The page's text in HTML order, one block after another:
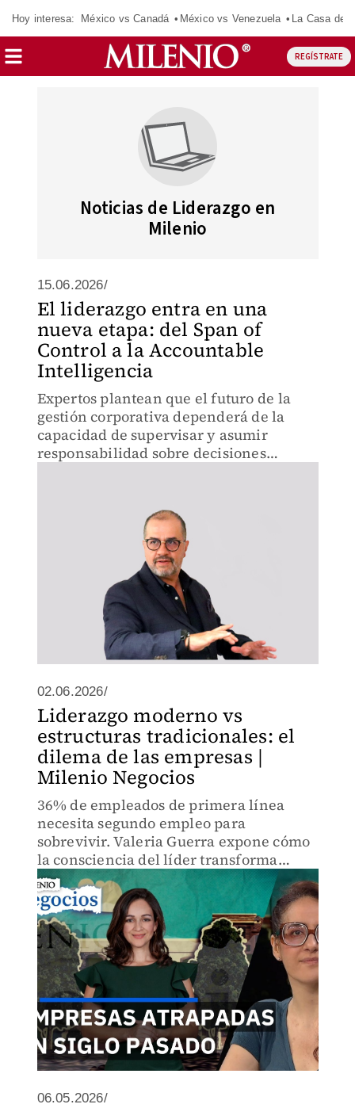
Hoy interesa: México vs Canadá México vs Venezuela La Casa de
REGÍSTRATE
Noticias de Liderazgo en
Milenio
15.06.2026/
El liderazgo entra en una
nueva etapa: del Span of
Control a la Accountable
Intelligencia
Expertos plantean que el futuro de la
gestión corporativa dependerá de la
capacidad de supervisar y asumir
responsabilidad sobre decisiones
02.06.2026/
Liderazgo moderno vs
estructuras tradicionales: el
dilema de las empresas |
Milenio Negocios
36% de empleados de primera línea
necesita segundo empleo para
sobrevivir. Valeria Guerra expone cómo
la consciencia del líder transforma
empresas, pero México tiene brecha
crítica: solo 3% de mujeres en dirección
general
06.05.2026/